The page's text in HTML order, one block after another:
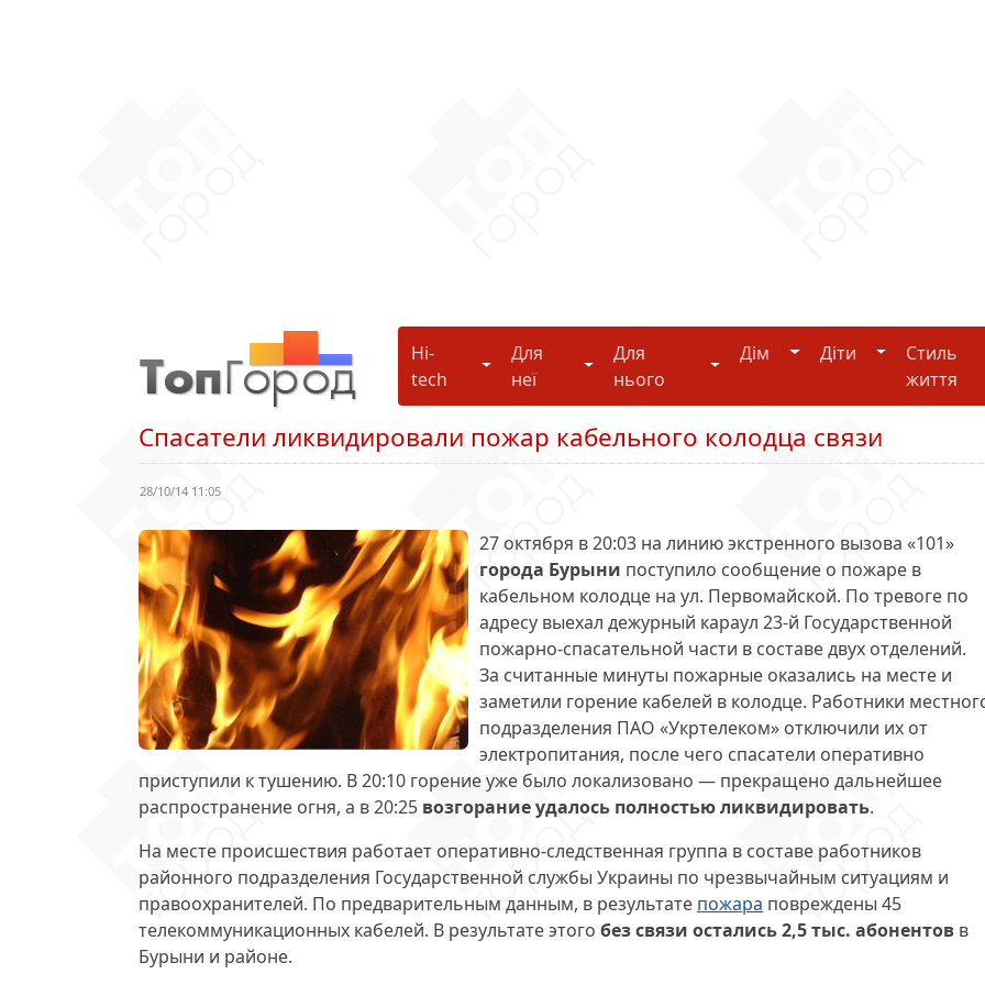
Hi-
tech
Hi-tech
Для
неї
Для неї
Для
нього
Для нього
Дім Дім Діти ДітиСтиль
життя
Спасатели ликвидировали пожар кабельного колодца связи
28/10/14 11:05
27 октября в 20:03 на линию экстренного вызова «101»
города Бурыни поступило сообщение о пожаре в
кабельном колодце на ул. Первомайской. По тревоге по
адресу выехал дежурный караул 23-й Государственной
пожарно-спасательной части в составе двух отделений.
За считанные минуты пожарные оказались на месте и
заметили горение кабелей в колодце. Работники
подразделения ПАО «Укртелеком» отключили их от
электропитания, после чего спасатели оперативно
приступили к тушению. В 20:10 горение уже было локализовано — прекращено дальнейшее
распространение огня, а в 20:25 возгорание удалось полностью ликвидировать.
На месте происшествия работает оперативно-следственная группа в составе работников
районного подразделения Государственной службы Украины по чрезвычайным ситуациям и
правоохранителей. По предварительным данным, в результате пожара повреждены 45
телекоммуникационных кабелей. В результате этого без связи остались 2,5 тыс. абонентов в
Бурыни и районе.